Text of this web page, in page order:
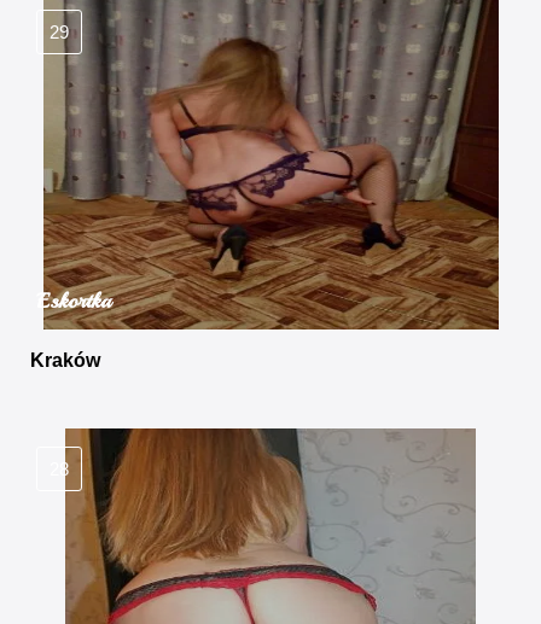
29
Eskortka
Kraków
28